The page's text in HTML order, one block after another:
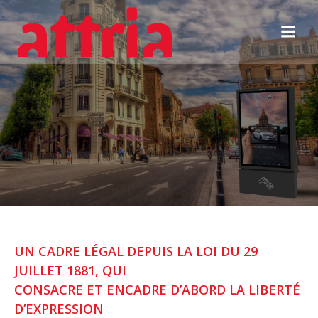
Aller
au
contenu
UN CADRE LÉGAL DEPUIS LA LOI DU 29
JUILLET 1881, QUI
CONSACRE ET ENCADRE D’ABORD LA LIBERTÉ
D’EXPRESSION